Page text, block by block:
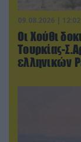
09.08.2026 | 12:02
Οι Χούθι
Τουρκίας-
ελληνικών